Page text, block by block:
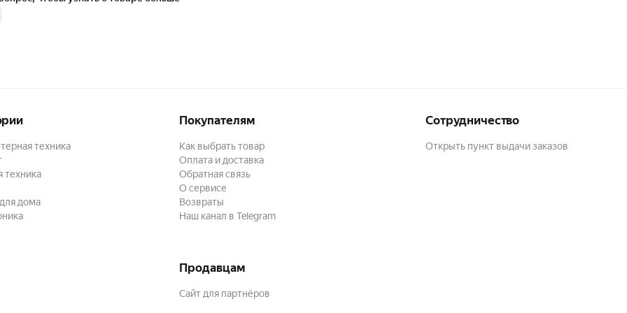
месте. В комплекте с устройством идет одна упаковка. Важно
не имеет дополнительных функций и особенностей.
техника
техника
дома
Покупателям
Как выбрать товар
Оплата и доставка
Обратная связь
О сервисе
Возвраты
Наш канал в Telegram
Сотрудничество
Открыть пункт выдачи заказов
Продавцам
Сайт для партнёров